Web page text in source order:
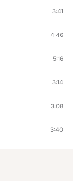
3:41
4:46
5:16
3:14
3:08
3:40